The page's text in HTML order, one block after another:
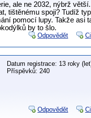
ale ne 2032, nýbrž
tištěnému spoji? Tudíž
pomocí lupy. Takže asi
by to šlo.
Odpovědět
Datum registrace: 13 roky
Příspěvků: 240
Odpovědět